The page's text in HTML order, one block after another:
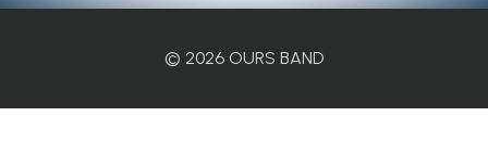
© 2026 OURS BAND